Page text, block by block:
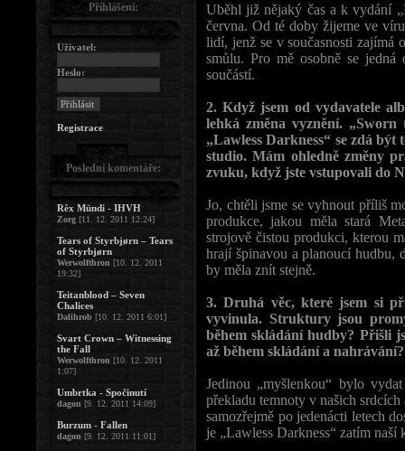
Uběhl již nějaký čas a k vydání
června. Od té doby žijeme ve
lidí, jenž se v současnosti zajímá
smůlu. Pro mě osobně se
součástí.
2. Když jsem od vydavatele
lehká změna vyznění.
„Lawless Darkness“ se zdá být
studio. Mám ohledně změny
zvuku, když jste vstupovali do
Jo, chtěli jsme se vyhnout příliš
produkce, jakou měla stará
strojově čistou produkci, kterou
hrají špinavou a planoucí hudbu,
by měla znít stejně.
3. Druhá věc, které jsem si
vyvinula. Struktury jsou
během skládání hudby? Přišli
až během skládání a
Jedinou „myšlenkou“ bylo
překladu temnoty v našich
samozřejmě po jedenácti letech
je „Lawless Darkness“ zatím
Přihlášení:
Uživatel:
Heslo:
Registrace
Poslední komentáře:
Rêx Mündi - IHVH
Zorg [11. 12. 2011 12:24]
Tears of Styrbjørn – Tears
of Styrbjørn
Werwolfthron [10. 12. 2011
19:32]
Teitanblood – Seven
Chalices
Dalihrob [10. 12. 2011 6:01]
Svart Crown – Witnessing
the Fall
Werwolfthron [10. 12. 2011
1:07]
Umbrtka - Spočinutí
dagon [9. 12. 2011 14:09]
Burzum - Fallen
dagon [9. 12. 2011 11:01]